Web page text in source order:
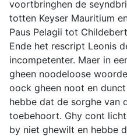
voortbringhen de
totten Keyser Mauritium
Paus Pelagii tot
Ende het rescript Leonis
incompetenter. Maer in
gheen noodeloose
oock gheen noot en
hebbe dat de sorghe van
toebehoort. Ghy cont
by niet ghewilt en hebbe